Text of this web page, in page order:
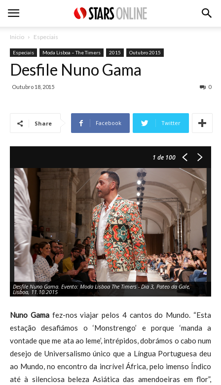
Inicio Especiais
Especiais Moda Lisboa – The Timers 2015 Outubro 2015
Desfile Nuno Gama
Outubro 18, 2015 0
Share Facebook Twitter
1 de 100
Desfile Nuno Gama. Evento: Moda Lisboa The Timers - Dia 3, Pateo da Gale,
Lisboa, 11.10.2015
Nuno Gamafez-nos viajar pelos 4 cantos do Mundo. “Esta
estação desafiámos o ‘Monstrengo’ e porque ‘manda a
vontade que me ata ao leme’, intrépidos, dobrámos o cabo num
desejo de Universalismo único que a Língua Portuguesa deu
ao Mundo, no encontro da incrível África, pelo imenso Índico
até à silenciosa beleza Asiática das amendoeiras em flor”,